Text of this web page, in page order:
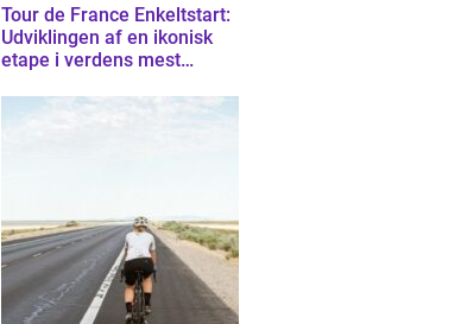
Tour de France Enkeltstart:
Udviklingen af en ikonisk
etape i verdens mest